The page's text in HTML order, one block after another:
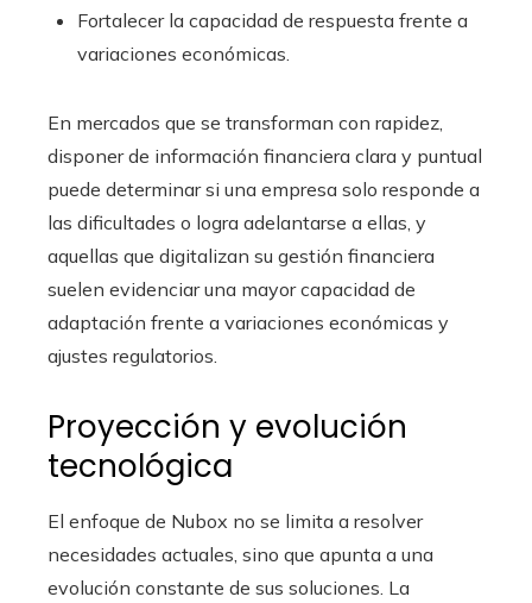
Fortalecer la capacidad de respuesta frente a
variaciones económicas.
En mercados que se transforman con rapidez,
disponer de información financiera clara y puntual
puede determinar si una empresa solo responde a
las dificultades o logra adelantarse a ellas, y
aquellas que digitalizan su gestión financiera
suelen evidenciar una mayor capacidad de
adaptación frente a variaciones económicas y
ajustes regulatorios.
Proyección y evolución
tecnológica
El enfoque de Nubox no se limita a resolver
necesidades actuales, sino que apunta a una
evolución constante de sus soluciones. La